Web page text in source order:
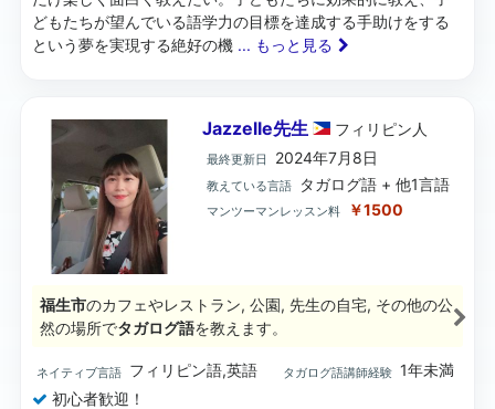
どもたちが望んでいる語学力の目標を達成する手助けをする
という夢を実現する絶好の機 ... もっと見る
Jazzelle先生 フィリピン 人
最終更新日 2024年7月8日
教えている言語 タガログ語 + 他1言語
マンツーマンレッスン料 ￥1500
福生市のカフェやレストラン, 公園, 先生の自宅, その他の公
然の場所でタガログ語を教えます。
ネイティブ言語 フィリピン語,英語 タガログ語講師経験 1年未満
初心者歓迎！